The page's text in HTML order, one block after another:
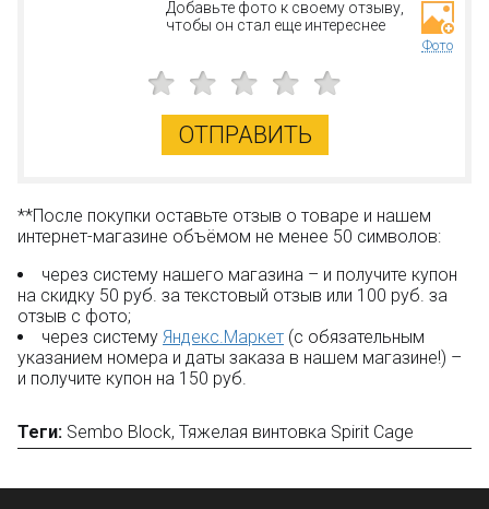
Дополнительная скидка 10% для постоянных
Качественные конструкторы и другие игрушки по
Остались вопросы?Посмотрите раздел:
Добавьте фото к своему отзыву,
чтобы он стал еще интереснее
Фото
ОТПРАВИТЬ
**После покупки оставьте отзыв о товаре и нашем
интернет-магазине объёмом не менее 50 символов:
через систему нашего магазина – и получите купон
на скидку 50 руб. за текстовый отзыв или 100 руб. за
отзыв с фото;
через систему Яндекс.Маркет (с обязательным
указанием номера и даты заказа в нашем магазине!) –
и получите купон на 150 руб.
Теги: Sembo Block, Тяжелая винтовка Spirit Cage